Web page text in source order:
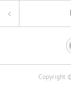
Copyright